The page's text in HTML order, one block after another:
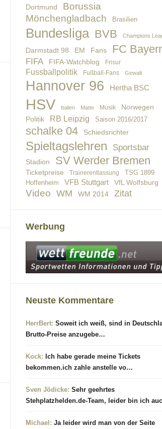
Dortmund
Borussia
Mönchengladbach
Brasilien
Bundesliga BVB Champions
Darmstadt 98 EM Fans FC
FIFA FIFA-Watchblog Frisur
Fussballpolitik Fußball-Fans Gewalt
Hannover 96 Hertha BSC
HSV Italien Matte Musik Norwegen
Politik RB Leipzig Saison 2016/2017
schalke 04 Schiedsrichter
Spieltagslehren Sportsbar
Stadion SV Werder Bremen
Ticketpreise Trainerentlassung
TSG 1899
Hoffenheim
VFB Stuttgart VfL Wolfsburg
Video WM WM 2014 Zitat
Werbung
Neuste Kommentare
HerrBert: Soweit ich weiß, sind in
Brutto-Preise anzugebe…
Kock: Ich habe gerade meine Tickets
bekommen.ich zahle anstelle vo…
Sven Jödicke: Sehr geehrtes
Stehplatzhelden.de-Team, leider bin ich
Michael: Ja leider wird man von der Seite